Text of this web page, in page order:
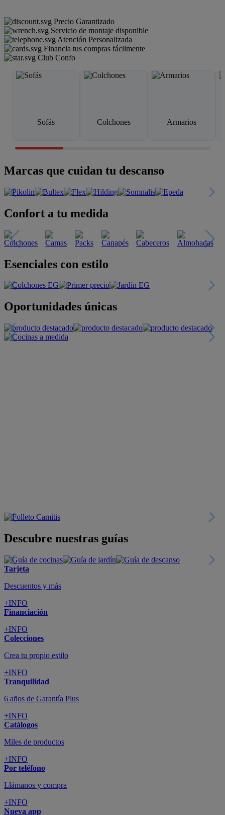
Precio Garantizado
Servicio de montaje disponible
Atención Personalizada
Financia tus compras fácilmente
Club Confo
Sofás Colchones Armarios
Marcas que cuidan tu descanso
Confort a tu medida
Esenciales con estilo
Oportunidades únicas
Descubre nuestras guías
Tarjeta
Descuentos y más
+INFO
Financiación
+INFO
Colecciones
Crea tu propio estilo
+INFO
Tranquilidad
6 años de Garantía Plus
+INFO
Catálogos
Miles de productos
+INFO
Por teléfono
Llámanos y compra
+INFO
Nueva app